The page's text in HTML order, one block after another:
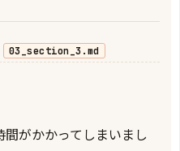
03_section_3.md
がかかってしまいまし